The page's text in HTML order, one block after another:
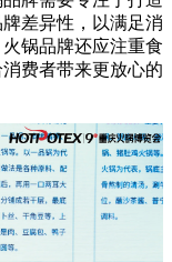
差异性，以满足消
锅品牌还应注重食
费者带来更放心的